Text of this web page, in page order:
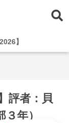
】
評者：貝
年）